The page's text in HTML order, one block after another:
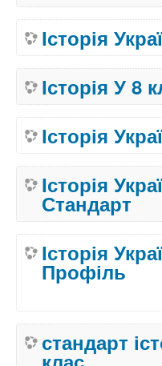
Історія
Історія У 8
Історія
Історія
Стандарт
Історія
Профіль
стандарт